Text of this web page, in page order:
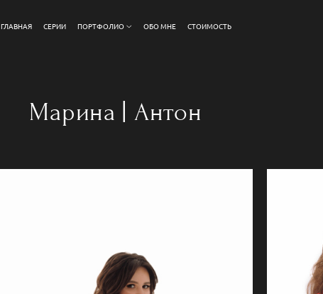
ГЛАВНАЯ СЕРИИ ПОРТФОЛИО ОБО МНЕ СТОИМОСТЬ
Марина | Антон